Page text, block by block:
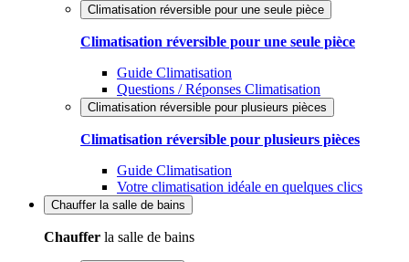
Climatisation réversible pour une seule pièce
Climatisation réversible pour une seule pièce
Guide Climatisation
Questions / Réponses Climatisation
Climatisation réversible pour plusieurs pièces
Climatisation réversible pour plusieurs pièces
Guide Climatisation
Votre climatisation idéale en quelques clics
Chauffer la salle de bains
Chauffer la salle de bains